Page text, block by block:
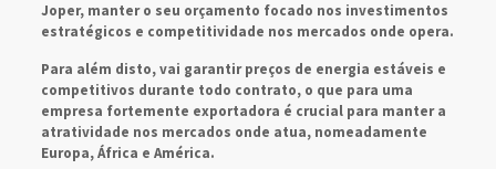
Joper, manter o seu orçamento focado nos investimentos
estratégicos e competitividade nos mercados onde opera.
Para além disto, vai garantir preços de energia estáveis e
competitivos durante todo contrato, o que para uma
empresa fortemente exportadora é crucial para manter a
atratividade nos mercados onde atua, nomeadamente
Europa, África e América.